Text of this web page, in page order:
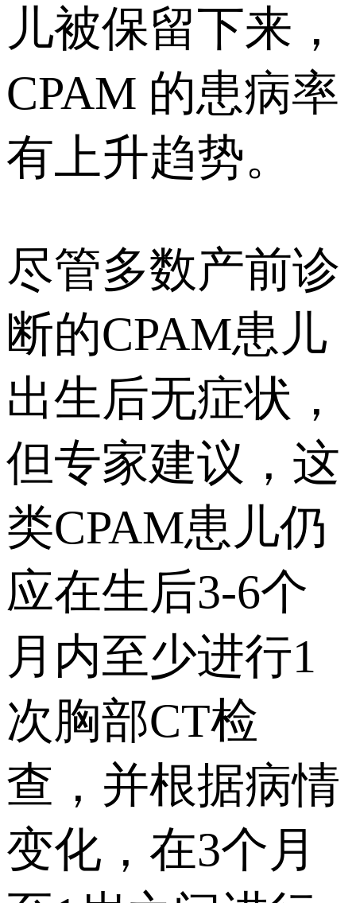
儿被保留下来，
CPAM 的患病率
有上升趋势。
尽管多数产前诊
断的CPAM患儿
出生后无症状，
但专家建议，这
类CPAM患儿仍
应在生后3-6个
月内至少进行1
次胸部CT检
查，并根据病情
变化，在3个月